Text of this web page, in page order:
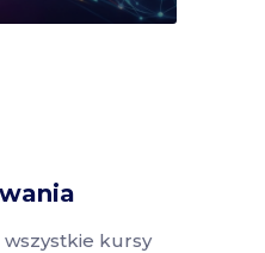
wszystkie kursy